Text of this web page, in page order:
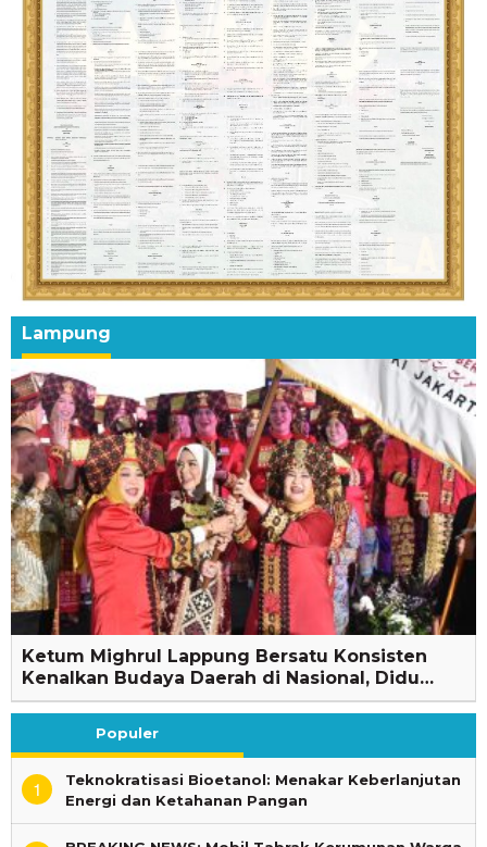
Lampung
Ketum Mighrul Lappung Bersatu Konsisten
Kenalkan Budaya Daerah di Nasional, Didu…
Populer
1
Teknokratisasi Bioetanol: Menakar Keberlanjutan
Energi dan Ketahanan Pangan